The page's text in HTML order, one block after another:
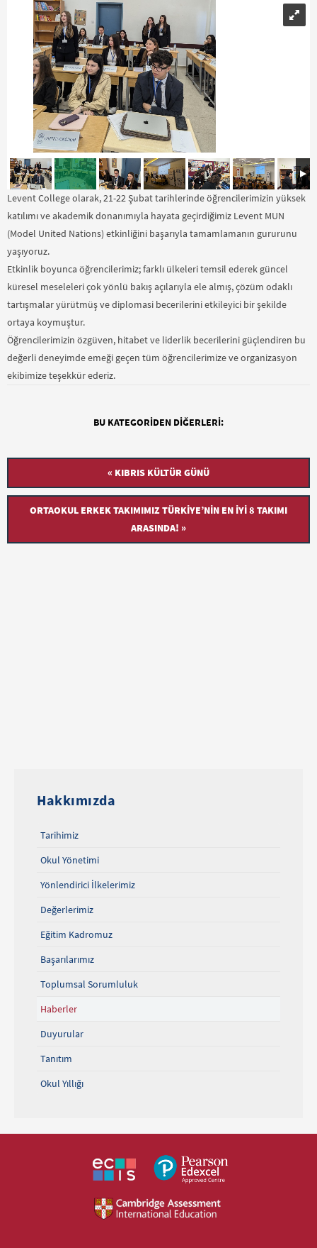
Levent College olarak, 21-22 Şubat tarihlerinde öğrencilerimizin yüksek
katılımı ve akademik donanımıyla hayata geçirdiğimiz Levent MUN
(Model United Nations) etkinliğini başarıyla tamamlamanın gururunu
yaşıyoruz.
Etkinlik boyunca öğrencilerimiz; farklı ülkeleri temsil ederek güncel
küresel meseleleri çok yönlü bakış açılarıyla ele almış, çözüm odaklı
tartışmalar yürütmüş ve diplomasi becerilerini etkileyici bir şekilde
ortaya koymuştur.
Öğrencilerimizin özgüven, hitabet ve liderlik becerilerini güçlendiren bu
değerli deneyimde emeği geçen tüm öğrencilerimize ve organizasyon
ekibimize teşekkür ederiz.
BU KATEGORIDEN DIĞERLERI:
« KIBRIS KÜLTÜR GÜNÜ
ORTAOKUL ERKEK TAKIMIMIZ TÜRKIYE’NIN EN İYI 8 TAKIMI
ARASINDA! »
Hakkımızda
Tarihimiz
Okul Yönetimi
Yönlendirici İlkelerimiz
Değerlerimiz
Eğitim Kadromuz
Başarılarımız
Toplumsal Sorumluluk
Haberler
Duyurular
Tanıtım
Okul Yıllığı